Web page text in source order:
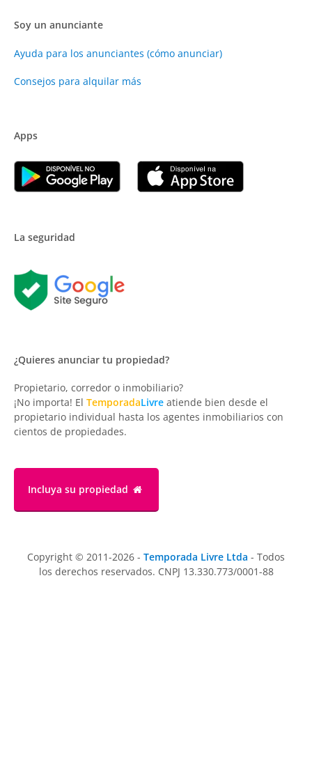
Soy un anunciante
Ayuda para los anunciantes (cómo anunciar)
Consejos para alquilar más
Apps
La seguridad
¿Quieres anunciar tu propiedad?
Propietario, corredor o inmobiliario?
¡No importa! El TemporadaLivre atiende bien desde el
propietario individual hasta los agentes inmobiliarios con
cientos de propiedades.
Incluya su propiedad
Copyright © 2011-2026 - Temporada Livre Ltda - Todos
los derechos reservados. CNPJ 13.330.773/0001-88